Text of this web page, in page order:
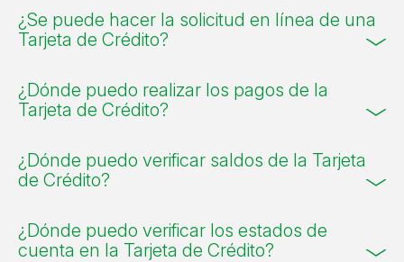
¿Se puede hacer la solicitud en línea de una
Tarjeta de Crédito?
¿Dónde puedo realizar los pagos de la
Tarjeta de Crédito?
¿Dónde puedo verificar saldos de la Tarjeta
de Crédito?
¿Dónde puedo verificar los estados de
cuenta en la Tarjeta de Crédito?